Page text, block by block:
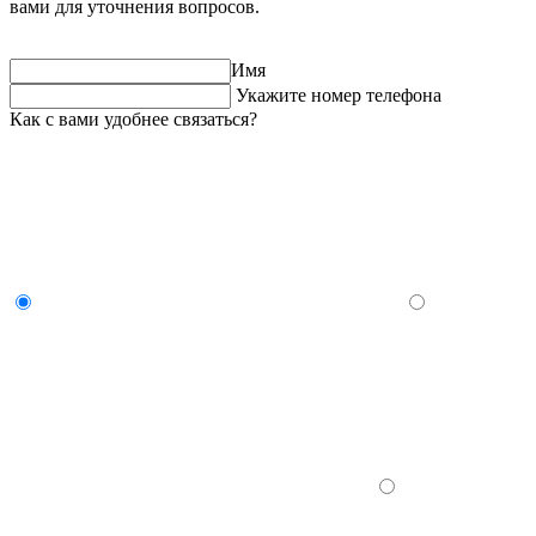
вами для уточнения вопросов.
Имя
Укажите номер телефона
Как с вами удобнее связаться?